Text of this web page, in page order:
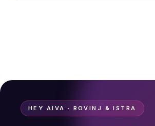
HEY AIVA · ROVINJ & ISTRA